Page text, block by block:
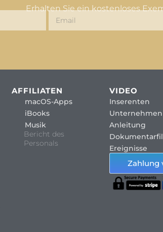
Erhalten Sie ein kostenloses
AFFILIATEN
macOS-Apps
iBooks
Musik
Bericht des
Personals
VIDEO
Inserenten
Unternehmen
Anleitung
Ereignisse
Zahlung